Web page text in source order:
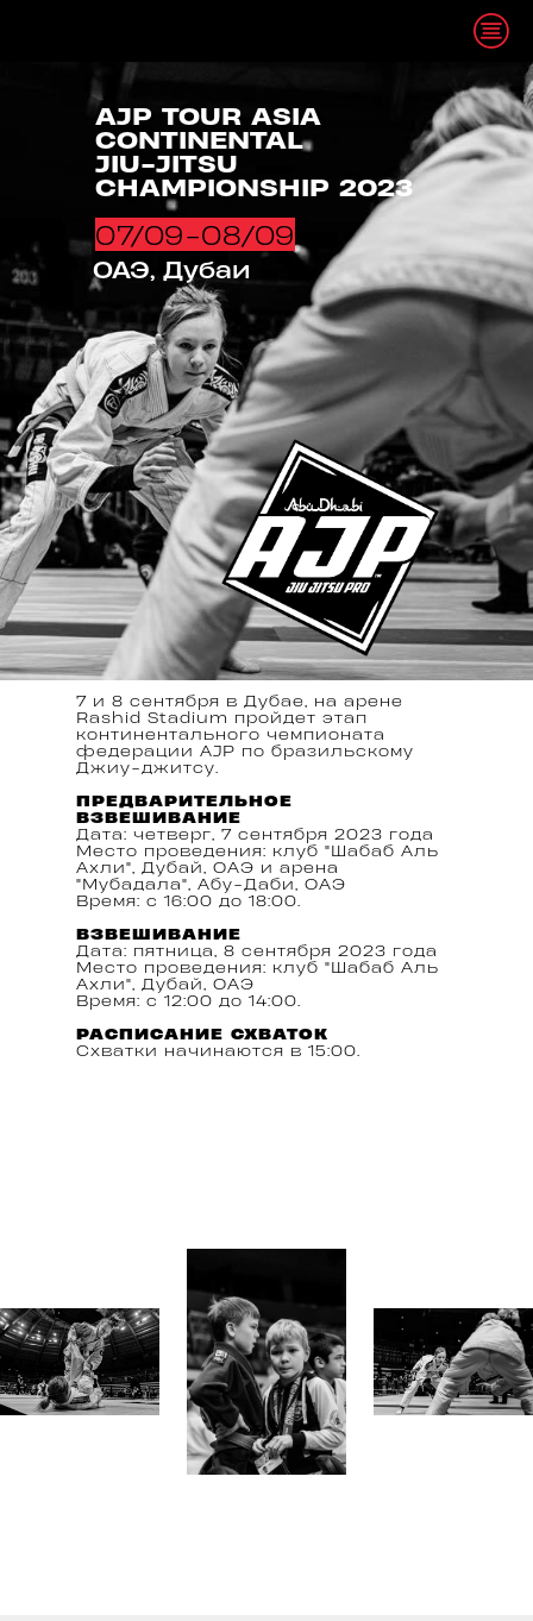
AJP TOUR ASIA
CONTINENTAL
JIU-JITSU
CHAMPIONSHIP 2023
07/09-08/09
ОАЭ, Дубаи
7 и 8 сентября в Дубае, на арене
Rashid Stadium пройдет этап
континентального чемпионата
федерации AJP по бразильскому
Джиу-джитсу.
ПРЕДВАРИТЕЛЬНОЕ
ВЗВЕШИВАНИЕ
Дата: четверг, 7 сентября 2023 года
Место проведения: клуб "Шабаб Аль
Ахли", Дубай, ОАЭ и арена
"Мубадала", Абу-Даби, ОАЭ
Время: с 16:00 до 18:00.
ВЗВЕШИВАНИЕ
Дата: пятница, 8 сентября 2023 года
Место проведения: клуб "Шабаб Аль
Ахли", Дубай, ОАЭ
Время: с 12:00 до 14:00.
РАСПИСАНИЕ СХВАТОК
Схватки начинаются в 15:00.